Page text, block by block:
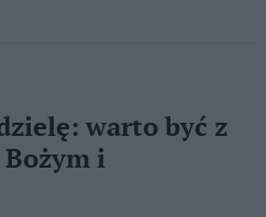
warto być z
Bożym i